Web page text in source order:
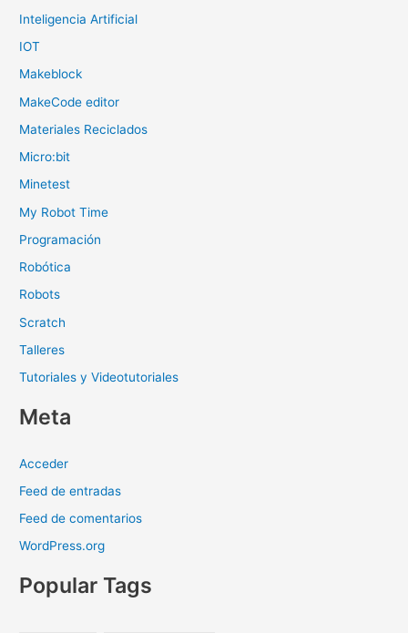
Inteligencia Artificial
IOT
Makeblock
MakeCode editor
Materiales Reciclados
Micro:bit
Minetest
My Robot Time
Programación
Robótica
Robots
Scratch
Talleres
Tutoriales y Videotutoriales
Meta
Acceder
Feed de entradas
Feed de comentarios
WordPress.org
Popular Tags